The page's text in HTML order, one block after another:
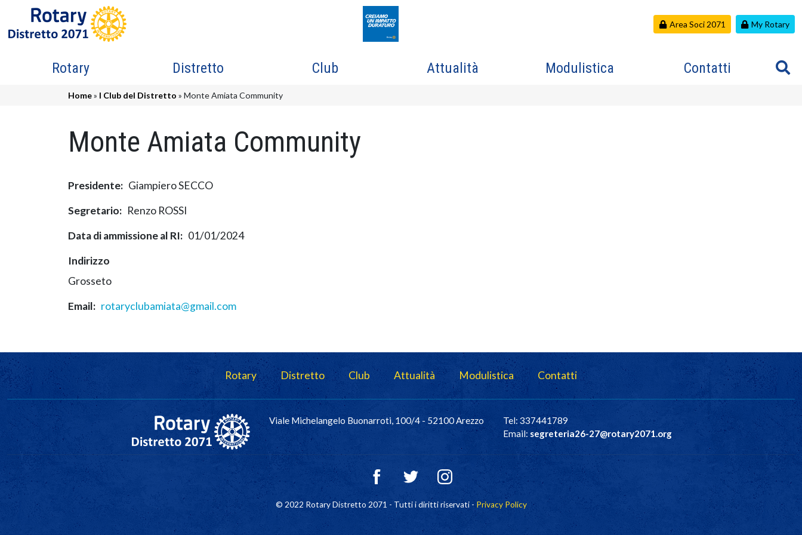
Salta al contenuto principale
Area Soci 2071 My Rotary
Navigazione principale
Rotary Distretto Club Attualità Modulistica Contatti
Briciole di pane
Home I Club del Distretto Monte Amiata Community
Monte Amiata Community
Presidente
Giampiero SECCO
Segretario
Renzo ROSSI
Data di ammissione al RI
01/01/2024
Indirizzo
Grosseto
Email
rotaryclubamiata@gmail.com
Navigazione principale Rotary Distretto Club Attualità Modulistica Contatti
Viale Michelangelo Buonarroti, 100/4 - 52100 Arezzo
Tel: 337441789
Email: segreteria26-27@rotary2071.org
© 2022 Rotary Distretto 2071 - Tutti i diritti riservati - Privacy Policy